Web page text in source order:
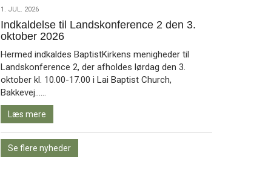
1.
jul.
2026
1. JUL. 2026
Indkaldelse til Landskonference 2 den 3.
oktober 2026
Hermed indkaldes BaptistKirkens menigheder til
Landskonference 2, der afholdes lørdag den 3.
oktober kl. 10.00-17.00 i Lai Baptist Church,
Bakkevej……
mere
Læs mere
Se flere nyheder